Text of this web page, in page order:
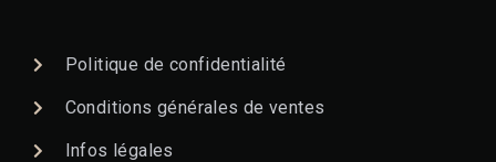
Politique de confidentialité
Conditions générales de ventes
Infos légales